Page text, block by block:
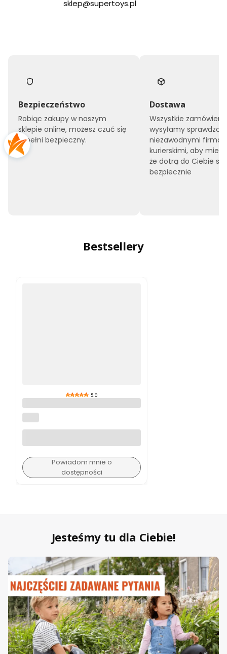
sklep@supertoys.pl
Bezpieczeństwo
Robiąc zakupy w naszym
sklepie online, możesz czuć się
w pełni bezpieczny.
Dostawa
Wszystkie
wysyłamy
niezawodnymi
kurierskimi, aby mieć
że dotrą do Ciebie
bezpiecznie
Bestsellery
5.0
BFR / XL BFR-3
Powiadom mnie o
dostępności
Jesteśmy tu dla Ciebie!